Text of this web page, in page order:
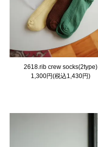
2618.rib crew socks(2type)
1,300円(税込1,430円)